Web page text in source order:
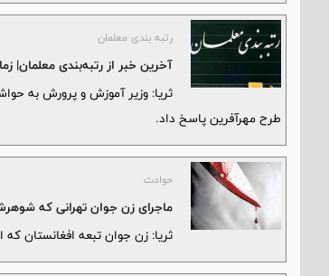
رتبه بندی معلمان
آخرین خبر از رتبه‌بندی
ثریا: وزیر آموزش و پرورش به
طرح مهرآفرین پاسخ داد.
حوادث
ماجرای زن جوان تهرانی که
ثریا: زن جوان تبعه افغانستان